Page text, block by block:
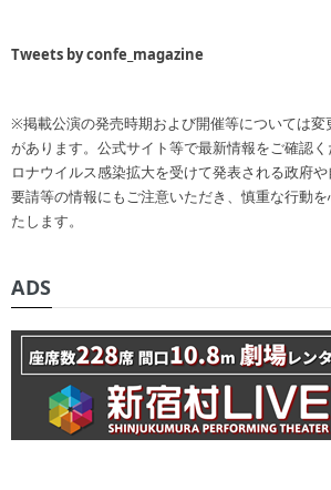
Tweets by confe_magazine
※掲載公演の発売時期および開催等については変
があります。公式サイト等で最新情報をご確認
ロナウイルス感染拡大を受けて発表される政府
要請等の情報にもご注意いただき、慎重な行動
たします。
ADS